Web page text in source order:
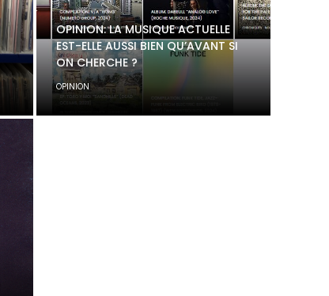
OPINION: LA MUSIQUE ACTUELLE
EST-ELLE AUSSI BIEN QU’AVANT SI
ON CHERCHE ?
OPINION